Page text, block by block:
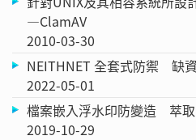
—ClamAV
2010-03-30
NEITHNET 全套式防禦 缺
2022-05-01
檔案嵌入浮水印防變造 萃
2019-10-29